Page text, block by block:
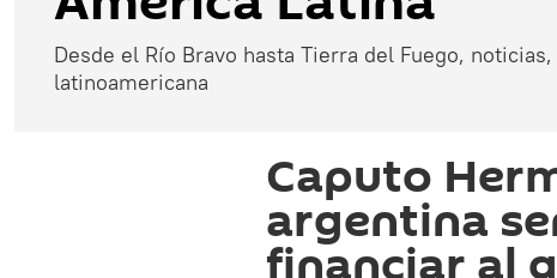
Desde el Río Bravo hasta Tierra del Fuego,
latinoamericana
Caputo
argentina